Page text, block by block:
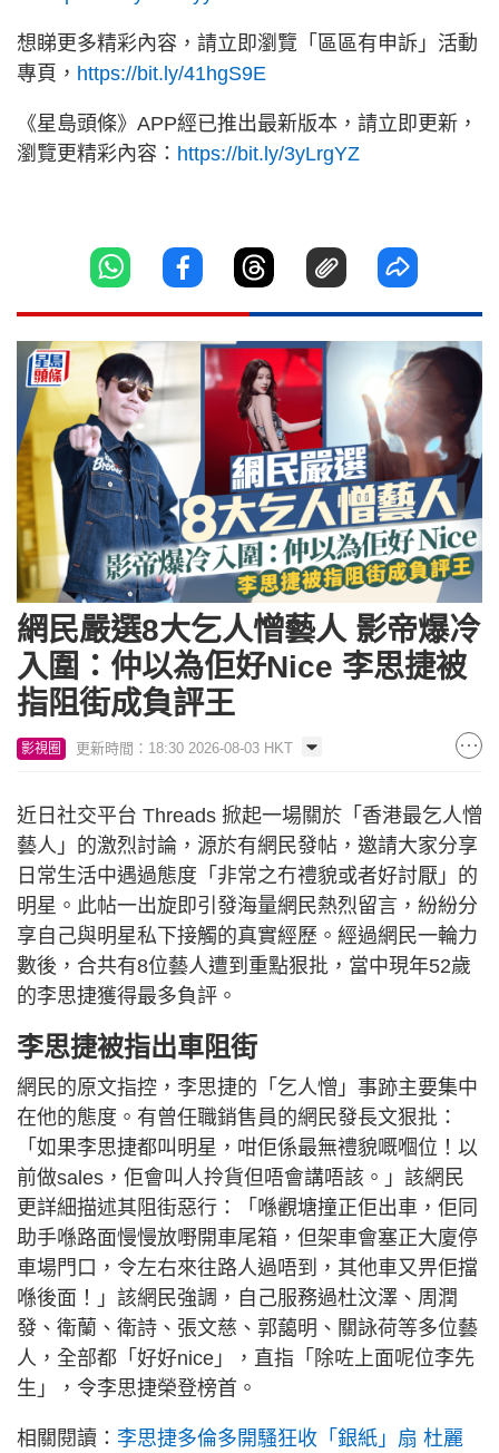
想睇更多精彩內容，請立即瀏覽「區區有申訴」活動
專頁， https://bit.ly/41hgS9E
《星島頭條》APP經已推出最新版本，請立即更新，
瀏覽更精彩內容： https://bit.ly/3yLrgYZ
網民嚴選8大乞人憎藝人 影帝爆冷
入圍：仲以為佢好Nice 李思捷被
指阻街成負評王
影視圈 更新時間：18:30 2026-08-03 HKT
近日社交平台 Threads 掀起一場關於「香港最乞人憎
藝人」的激烈討論，源於有網民發帖，邀請大家分享
日常生活中遇過態度「非常之冇禮貌或者好討厭」的
明星。此帖一出旋即引發海量網民熱烈留言，紛紛分
享自己與明星私下接觸的真實經歷。經過網民一輪力
數後，合共有8位藝人遭到重點狠批，當中現年52歲
的李思捷獲得最多負評。
李思捷被指出車阻街
網民的原文指控，李思捷的「乞人憎」事跡主要集中
在他的態度。有曾任職銷售員的網民發長文狠批：
「如果李思捷都叫明星，咁佢係最無禮貌嘅嗰位！以
前做sales，佢會叫人拎貨但唔會講唔該。」該網民
更詳細描述其阻街惡行：「喺觀塘撞正佢出車，佢同
助手喺路面慢慢放嘢開車尾箱，但架車會塞正大廈停
車場門口，令左右來往路人過唔到，其他車又畀佢擋
喺後面！」該網民強調，自己服務過杜汶澤、周潤
發、衛蘭、衛詩、張文慈、郭藹明、關詠荷等多位藝
人，全部都「好好nice」，直指「除咗上面呢位李先
生」，令李思捷榮登榜首。
相關閱讀： 李思捷多倫多開騷狂收「銀紙」扇 杜麗